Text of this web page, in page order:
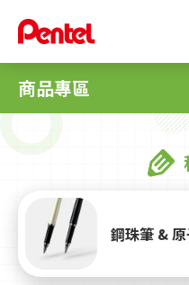
商品專區
鋼珠筆 &